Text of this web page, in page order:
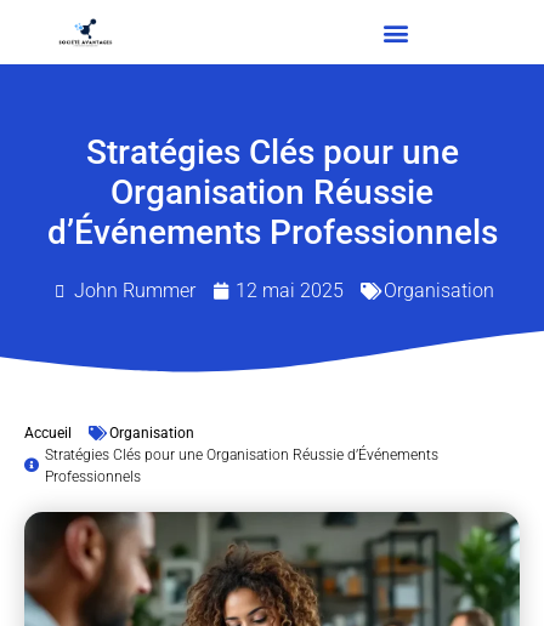
Stratégies Clés pour une
Organisation Réussie
d’Événements Professionnels
John Rummer 12 mai 2025 Organisation
Accueil
Organisation
Stratégies Clés pour une Organisation Réussie d’Événements
Professionnels